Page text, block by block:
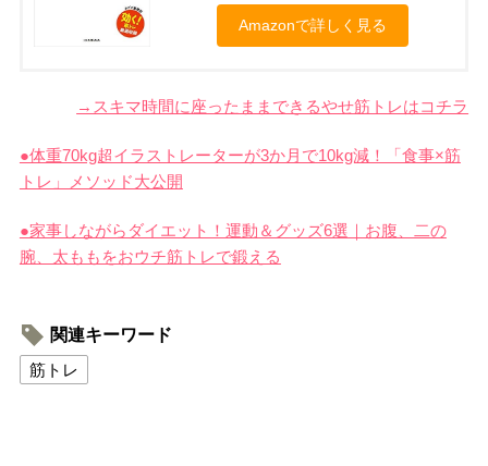
Amazonで詳しく見る
→スキマ時間に座ったままできるやせ筋トレはコチラ
●体重70kg超イラストレーターが3か月で10kg減！「食事×筋
トレ」メソッド大公開
●家事しながらダイエット！運動＆グッズ6選｜お腹、二の
腕、太ももをおウチ筋トレで鍛える
関連キーワード
筋トレ